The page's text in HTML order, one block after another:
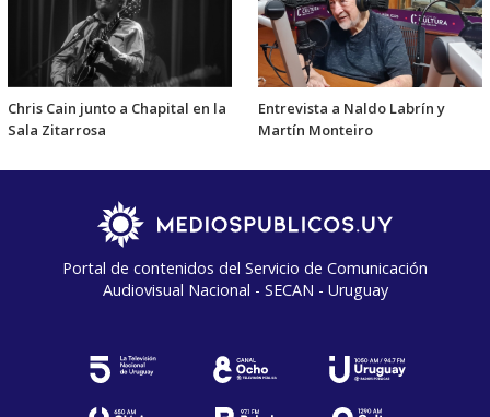
Chris Cain junto a Chapital en la
Sala Zitarrosa
Entrevista a Naldo Labrín y
Martín Monteiro
Portal de contenidos del Servicio de Comunicación
Audiovisual Nacional - SECAN - Uruguay